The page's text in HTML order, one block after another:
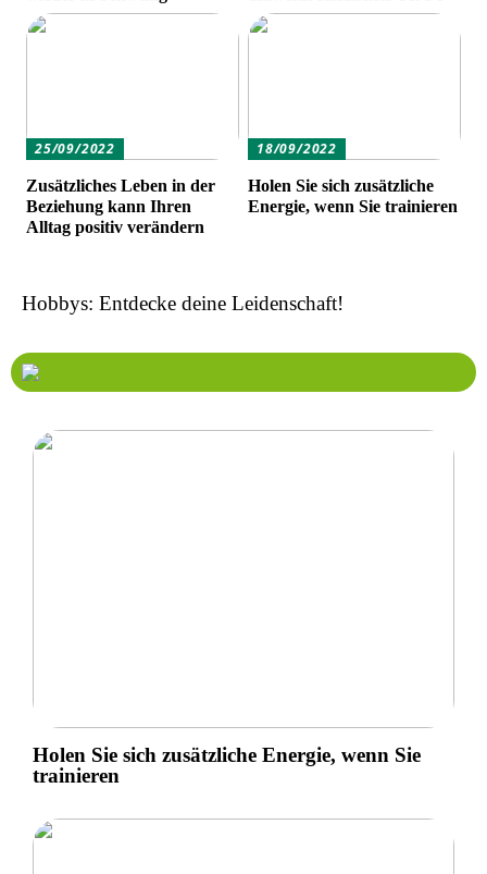
25/09/2022
Zusätzliches Leben in der
Beziehung kann Ihren
Alltag positiv verändern
18/09/2022
Holen Sie sich zusätzliche
Energie, wenn Sie trainieren
Hobbys: Entdecke deine Leidenschaft!
Holen Sie sich zusätzliche Energie, wenn Sie
trainieren